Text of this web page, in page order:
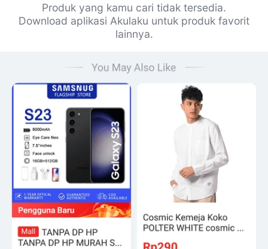
Produk yang kamu cari tidak tersedia.
Download aplikasi Akulaku untuk produk favorit
lainnya.